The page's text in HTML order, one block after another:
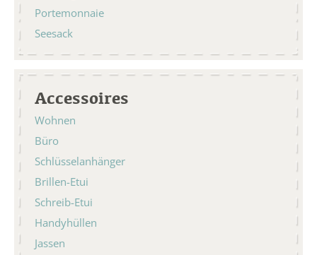
Portemonnaie
Seesack
Accessoires
Wohnen
Büro
Schlüsselanhänger
Brillen-Etui
Schreib-Etui
Handyhüllen
Jassen